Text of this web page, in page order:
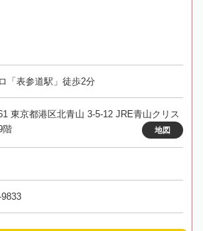
「表参道駅」徒歩2分
東京都港区北青山 3-5-12 JRE青山クリス
階
地図